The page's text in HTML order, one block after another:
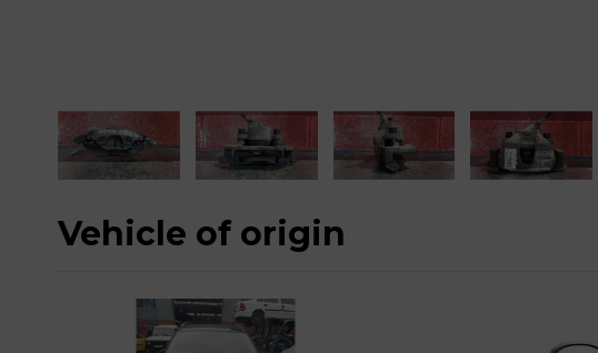
Vehicle of origin